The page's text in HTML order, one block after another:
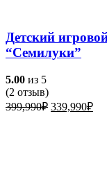
Детский
“Семилуки”
5.00 из 5
(2 отзыв)
399,990₽ 339,990₽